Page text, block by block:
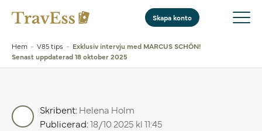
Skapa konto
Hem - V85 tips - Exklusiv intervju med MARCUS SCHÖN!
Senast uppdaterad 18 oktober 2025
Skribent:Helena Holm
Publicerad:18/10 2025 kl 11:45